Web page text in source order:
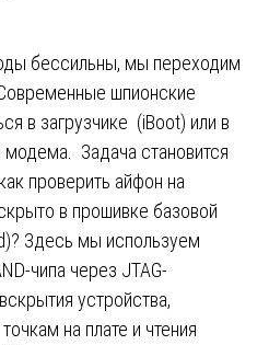
бессильны, мы переходим
шпионские
в загрузчике (iBoot) или в
Задача становится
проверить айфон на
в прошивке базовой
Здесь мы используем
чипа через JTAG-
устройства,
на плате и чтения